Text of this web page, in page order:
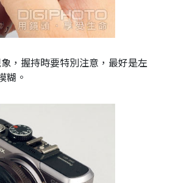
，握持時要特別注意，最好是左
糊。